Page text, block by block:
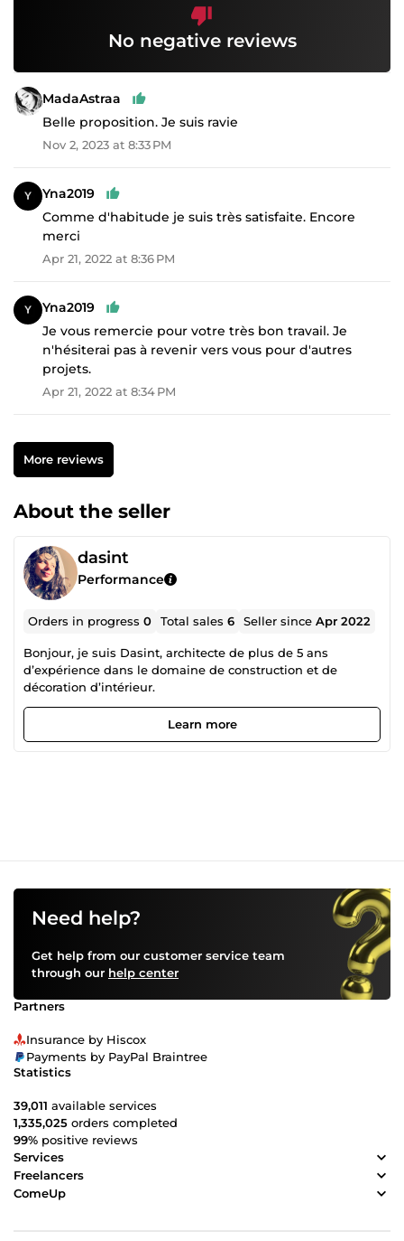
No negative reviews
MadaAstraa
Belle proposition. Je suis ravie
Nov 2, 2023 at 8:33 PM
Yna2019
Comme d'habitude je suis très satisfaite. Encore
merci
Apr 21, 2022 at 8:36 PM
Yna2019
Je vous remercie pour votre très bon travail. Je
n'hésiterai pas à revenir vers vous pour d'autres
projets.
Apr 21, 2022 at 8:34 PM
More reviews
About the seller
dasint
Performance
Orders in progress0 Total sales6 Seller sinceApr 2022
Bonjour, je suis Dasint, architecte de plus de 5 ans
d’expérience dans le domaine de construction et de
décoration d’intérieur.
Learn more
Need help?
Get help from our customer service team
through our help center
Partners
Insurance by Hiscox
Payments by PayPal Braintree
Statistics
39,011 available services
1,335,025 orders completed
99% positive reviews
Services
Freelancers
ComeUp